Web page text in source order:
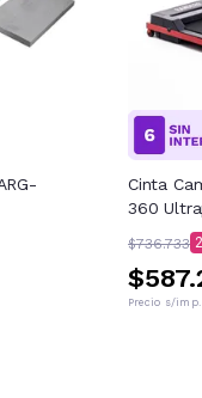
Cinta
360
$736.733
Precio s/